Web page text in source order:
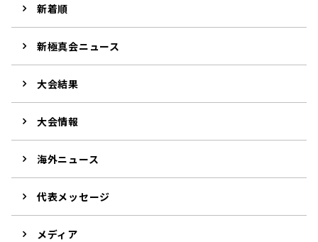
新着順
新極真会ニュース
大会結果
大会情報
海外ニュース
代表メッセージ
メディア